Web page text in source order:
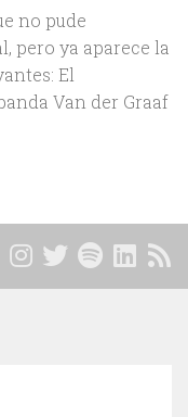
no pude
pero ya aparece la
El
Van der Graaf